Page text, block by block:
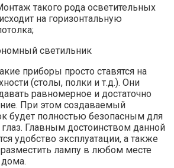
такого рода осветительных
на горизонтальную
приборы просто ставятся на
(столы, полки и т.д.). Они
равномерное и достаточно
При этом создаваемый
будет полностью безопасным для
Главным достоинством данной
удобство эксплуатации, а также
лампу в любом месте